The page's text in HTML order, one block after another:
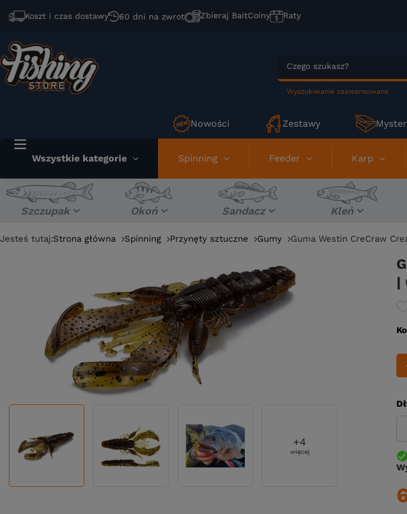
Koszt i czas dostawy 60 dni na zwrot Zbieraj BaitCoiny Raty
Wyszukiwanie zaawansowane
Nowości Zestawy
Wszystkie kategorie Spinning Feeder Karp
Szczupak Okoń Sandacz Kleń
Jesteś tutaj:Strona główna Spinning Przynęty sztuczne Gumy Guma Westin CreCraw
+4
więcej
|